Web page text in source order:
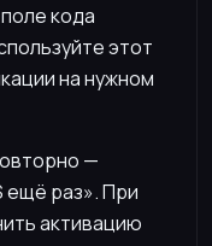
кода
этот
на нужном
—
ещё раз». При
активацию